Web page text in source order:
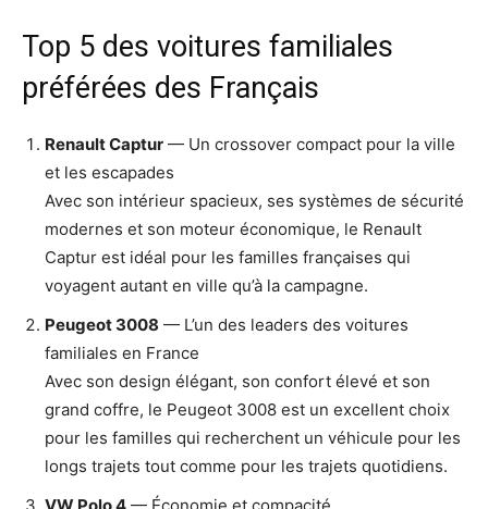
Top 5 des voitures familiales
préférées des Français
Renault Captur — Un crossover compact pour la ville
et les escapades
Avec son intérieur spacieux, ses systèmes de sécurité
modernes et son moteur économique, le Renault
Captur est idéal pour les familles françaises qui
voyagent autant en ville qu’à la campagne.
Peugeot 3008 — L’un des leaders des voitures
familiales en France
Avec son design élégant, son confort élevé et son
grand coffre, le Peugeot 3008 est un excellent choix
pour les familles qui recherchent un véhicule pour les
longs trajets tout comme pour les trajets quotidiens.